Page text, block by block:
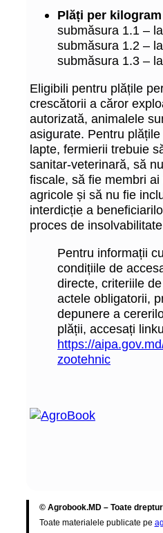
Plăți per
submăsura 1.1 –
submăsura 1.2 –
submăsura 1.3 –
Eligibili pentru plățile
crescătorii a căror
autorizată, animalele
asigurate. Pentru
lapte, fermierii trebuie
sanitar-veterinară, să
fiscale, să fie membri
agricole și să nu fie
interdicție a
proces de
Pentru informații
condițiile de
directe, criteriile
actele obligatorii,
depunere a
plății, accesați
https://
zootehnic
© Agrobook.MD – Toate
Toate materialele publicate pe